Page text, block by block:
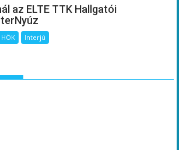
az ELTE TTK Hallgatói
HÖK Interjú